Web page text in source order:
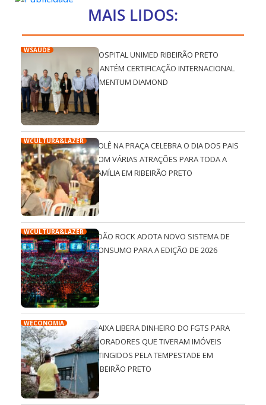
MAIS LIDOS:
WSAÚDE
HOSPITAL UNIMED RIBEIRÃO PRETO
MANTÉM CERTIFICAÇÃO INTERNACIONAL
QMENTUM DIAMOND
WCULTURA&LAZER
ROLÊ NA PRAÇA CELEBRA O DIA DOS PAIS
COM VÁRIAS ATRAÇÕES PARA TODA A
FAMÍLIA EM RIBEIRÃO PRETO
WCULTURA&LAZER
JOÃO ROCK ADOTA NOVO SISTEMA DE
CONSUMO PARA A EDIÇÃO DE 2026
WECONOMIA
CAIXA LIBERA DINHEIRO DO FGTS PARA
MORADORES QUE TIVERAM IMÓVEIS
ATINGIDOS PELA TEMPESTADE EM
RIBEIRÃO PRETO